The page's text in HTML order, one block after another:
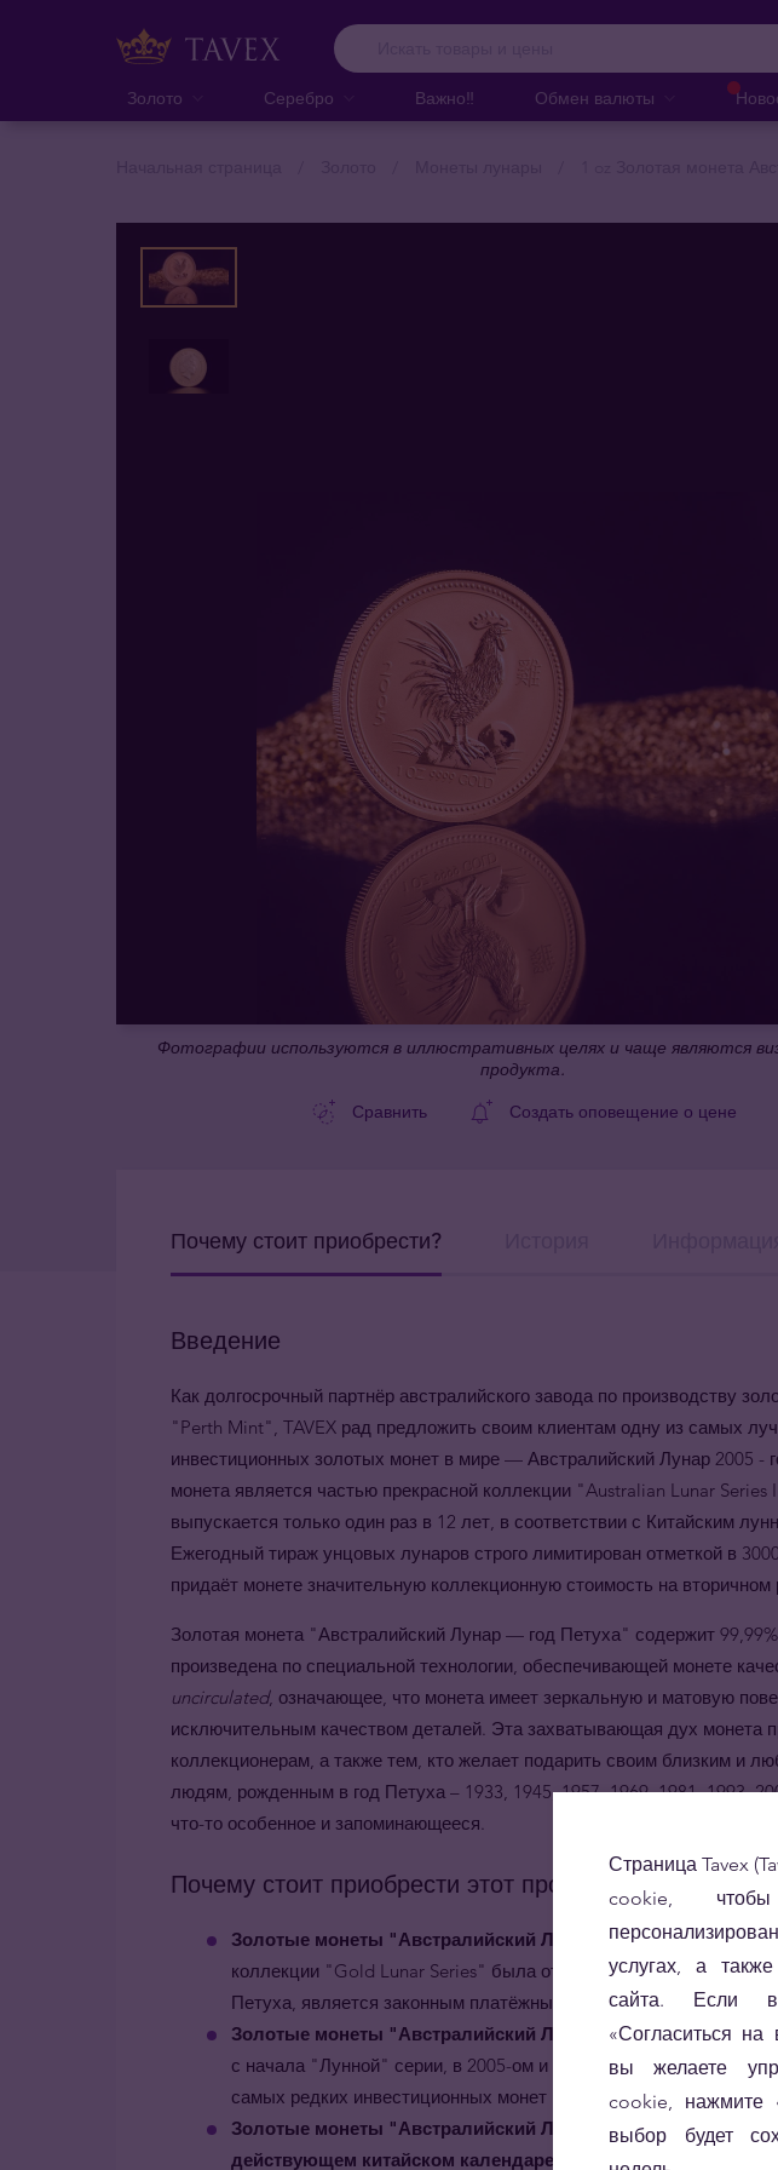
Золото Серебро Важно‼️ Обмен валюты
Фотографии используются в иллюстративных целях и чаще являются
продукта.
Сравнить
Создать оповещение о цене
Почему стоит приобрести?
Введение
Как долгосрочный партнёр австралийского завода по производству
"Perth Mint", TAVEX рад предложить своим клиентам одну из самых
инвестиционных золотых монет в мире — Австралийский Лунар 2005 -
монета является частью прекрасной коллекции "Australian Lunar Series
выпускается только один раз в 12 лет, в соответствии с Китайским
Ежегодный тираж унцовых лунаров строго лимитирован отметкой в
придаёт монете значительную коллекционную стоимость на вторичном
Золотая монета "Австралийский Лунар — год Петуха" содержит 99,99%
произведена по специальной технологии, обеспечивающей монете
uncirculated, означающее, что монета имеет зеркальную и матовую
исключительным качеством деталей. Эта захватывающая дух монета
коллекционерам, а также тем, кто желает подарить своим близким и
людям, рожденным в год Петуха – 1933, 1945, 1957, 1969, 1981, 1993,
что-то особенное и запоминающееся.
Почему стоит приобрести этот продукт
Золотые монеты "Австралийский Лунар - год Петуха" - это
коллекции "Gold Lunar Series" была отчеканена в 1996 году и
Петуха, является законным платёжным средством Австралии.
Золотые монеты "Австралийский Лунар - годПетуха"-
с начала "Лунной" серии, в 2005-ом и 2017-ом году, унцовая
самых редких инвестиционных монет из 24 каратного золота.
Золотые монеты "Австралийский Лунар - годПетуха"
действующем китайском календаре.
Родившиеся в год
Страница Tavex
cookie,
услугах, а
сайта. Если
«Согласиться
вы желаете
cookie, нажмите
выбор будет